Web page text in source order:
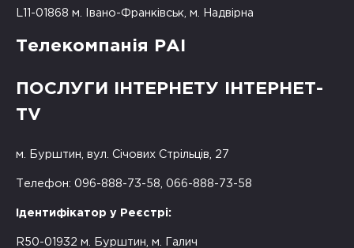
L11-01868 м. Івано-Франківськ, м. Надвірна
Телекомпанія РАІ
ПОСЛУГИ ІНТЕРНЕТУ ІНТЕРНЕТ-
TV
м. Бурштин, вул. Січових Стрільців, 27
Телефон: 096-888-73-58, 066-888-73-58
Ідентифікатор у Реєстрі:
R50-01932 м. Бурштин, м. Галич